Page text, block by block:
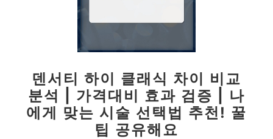
덴서티 하이 클래식 차이 비교
분석 | 가격대비 효과 검증 | 나
에게 맞는 시술 선택법 추천! 꿀
팁 공유해요